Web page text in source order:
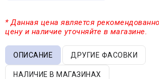
* Данная цена является
цену и наличие уточняйте в магазине.
ОПИСАНИЕ ДРУГИЕ ФАСОВКИ
НАЛИЧИЕ В МАГАЗИНАХ